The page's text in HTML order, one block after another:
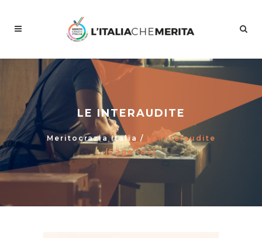
LE INTERAUDITE
Meritocrazia Italia / Le Interaudite
(Page 183)